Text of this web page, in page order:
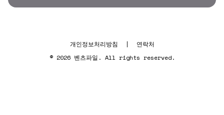
개인정보처리방침 |
연락처
© 2026 벤츠파일. All rights reserved.